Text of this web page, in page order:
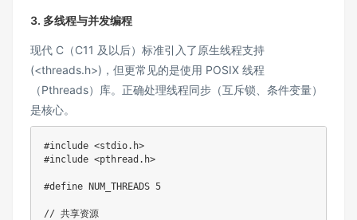
3. 多线程与并发编程
现代 C（C11 及以后）标准引入了原生线程支持
(<threads.h>)，但更常见的是使用 POSIX 线程
（Pthreads）库。正确处理线程同步（互斥锁、条件变量）
是核心。
#include <stdio.h>
#include <pthread.h>
#define NUM_THREADS 5
// 共享资源